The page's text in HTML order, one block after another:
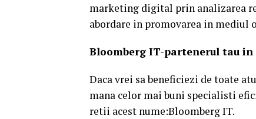
marketing digital prin analizarea
abordare in promovarea in mediul
Bloomberg IT-partenerul tau
Daca vrei sa beneficiezi de toate
mana celor mai buni specialisti
retii acest nume:Bloomberg IT.